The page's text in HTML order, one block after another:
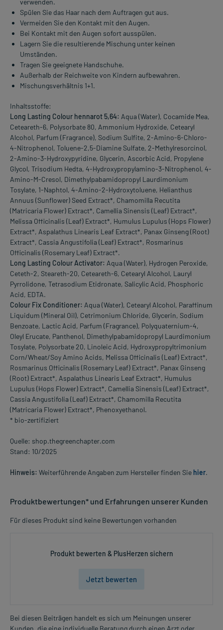
verwenden.
Spülen Sie das Haar nach dem Auftragen gut aus.
Vermeiden Sie den Kontakt mit den Augen.
Bei Kontakt mit den Augen sofort ausspülen.
Lagern Sie die resultierende Mischung unter keinen
Umständen.
Tragen Sie geeignete Handschuhe.
Außerhalb der Reichweite von Kindern aufbewahren.
Mischungsverhältnis 1+1.
Inhaltsstoffe:
Long Lasting Colour hennarot 5,64: Aqua (Water), Cocamide Mea,
Ceteareth-6, Polysorbate 80, Ammonium Hydroxide, Cetearyl
Alcohol, Parfum (Fragrance), Sodium Sulfite, 2-Amino-6-Chloro-
4-Nitrophenol, Toluene-2,5-Diamine Sulfate, 2-Methylresorcinol,
2-Amino-3-Hydroxypyridine, Glycerin, Ascorbic Acid, Propylene
Glycol, Trisodium Hedta, 4-Hydroxypropylamino-3-Nitrophenol, 4-
Amino-M-Cresol, Dimethylpabamidopropyl Laurdimonium
Tosylate, 1-Naphtol, 4-Amino-2-Hydroxytoluene, Helianthus
Annuus (Sunflower) Seed Extract*, Chamomilla Recutita
(Matricaria Flower) Extract*, Camellia Sinensis (Leaf) Extract*,
Melissa Officinalis (Leaf) Extract*, Humulus Lupulus (Hops Flower)
Extract*, Aspalathus Linearis Leaf Extract*, Panax Ginseng (Root)
Extract*, Cassia Angustifolia (Leaf) Extract*, Rosmarinus
Officinalis (Rosemary Leaf) Extract*.
Long Lasting Colour Activator: Aqua (Water), Hydrogen Peroxide,
Ceteth-2, Steareth-20, Ceteareth-6, Cetearyl Alcohol, Lauryl
Pyrrolidone, Tetrasodium Etidronate, Salicylic Acid, Phosphoric
Acid, EDTA.
Colour Fix Conditioner: Aqua (Water), Cetearyl Alcohol, Paraffinum
Liquidum (Mineral Oil), Cetrimonium Chloride, Glycerin, Sodium
Benzoate, Lactic Acid, Parfum (Fragrance), Polyquaternium-4,
Oleyl Erucate, Panthenol, Dimethylpabamidopropyl Laurdimonium
Tosylate, Polysorbate 20, Linoleic Acid, Hydroxypropyltrimonium
Corn/Wheat/Soy Amino Acids, Melissa Officinalis (Leaf) Extract*,
Rosmarinus Officinalis (Rosemary Leaf) Extract*, Panax Ginseng
(Root) Extract*, Aspalathus Linearis Leaf Extract*, Humulus
Lupulus (Hops Flower) Extract*, Camellia Sinensis (Leaf) Extract*,
Cassia Angustifolia (Leaf) Extract*, Chamomilla Recutita
(Matricaria Flower) Extract*, Phenoxyethanol.
* bio-zertifiziert
Quelle: shop.thegreenchapter.com
Stand: 10/2025
Hinweis: Weiterführende Angaben zum Hersteller finden Sie hier.
Produktbewertungen* und Erfahrungen unserer Kunden
Für dieses Produkt sind keine Bewertungen vorhanden
Produkt bewerten & PlusHerzen sichern
Jetzt bewerten
Bei diesen Beiträgen handelt es sich um Meinungen unserer
Kunden, die eine individuelle Beratung durch einen Arzt oder